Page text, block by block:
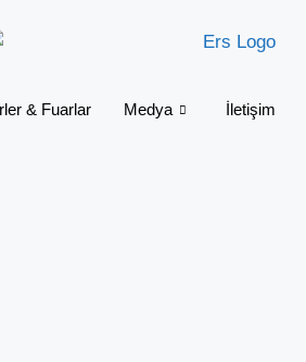
& Fuarlar Medya İletişim